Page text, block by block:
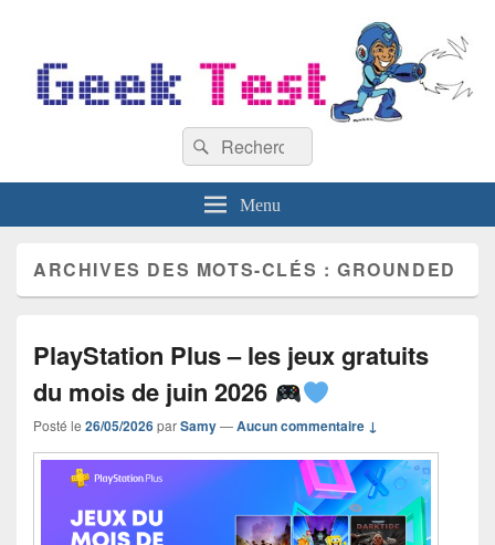
Recherche :
Rechercher
Menu
ARCHIVES DES MOTS-CLÉS :GROUNDED
PlayStation Plus – les jeux gratuits
du mois de juin 2026
Posté le 26/05/2026parSamy—Aucun commentaire ↓